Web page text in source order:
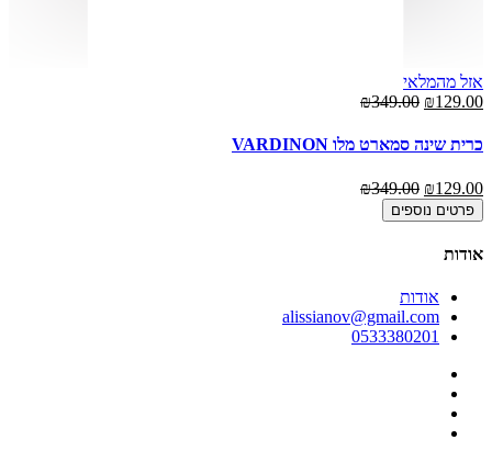
אזל מהמלאי
₪129.00
₪349.00
כרית שינה סמארט מלו VARDINON
₪129.00
₪349.00
פרטים נוספים
אודות
אודות
alissianov@gmail.com
0533380201